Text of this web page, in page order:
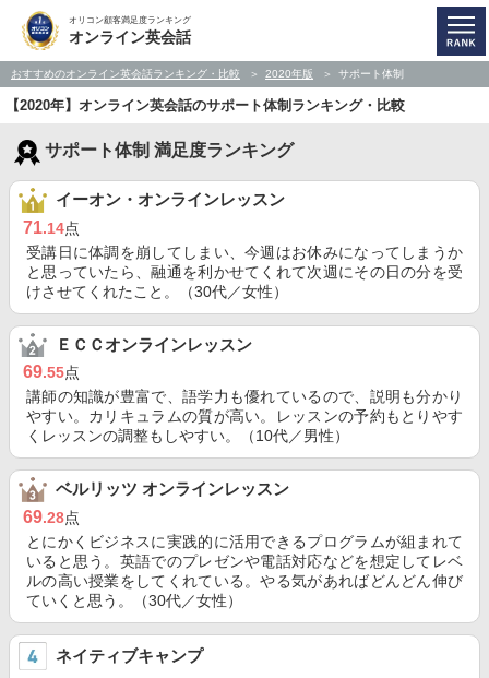
オリコン顧客満足度ランキング
オンライン英会話
おすすめのオンライン英会話ランキング・比較 2020年版 サポート体制
【2020年】オンライン英会話のサポート体制ランキング・比較
サポート体制 満足度ランキング
イーオン・オンラインレッスン
71.14点
受講日に体調を崩してしまい、今週はお休みになってしまうか
と思っていたら、融通を利かせてくれて次週にその日の分を受
けさせてくれたこと。（30代／女性）
ＥＣＣオンラインレッスン
69.55点
講師の知識が豊富で、語学力も優れているので、説明も分かり
やすい。カリキュラムの質が高い。レッスンの予約もとりやす
くレッスンの調整もしやすい。（10代／男性）
ベルリッツ オンラインレッスン
69.28点
とにかくビジネスに実践的に活用できるプログラムが組まれて
いると思う。英語でのプレゼンや電話対応などを想定してレベ
ルの高い授業をしてくれている。やる気があればどんどん伸び
ていくと思う。（30代／女性）
ネイティブキャンプ